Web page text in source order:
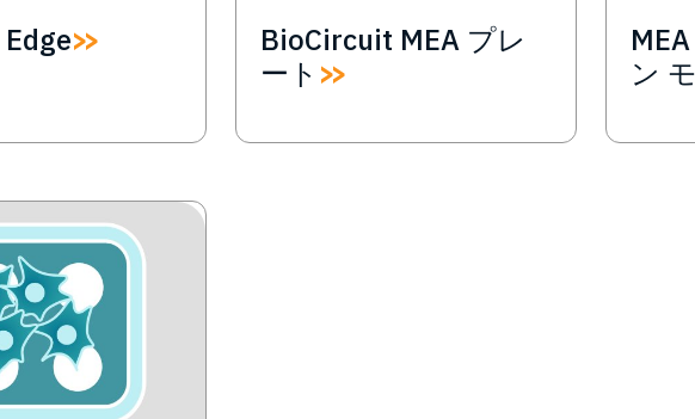
Edge
BioCircuit MEA プレ
ート
ン